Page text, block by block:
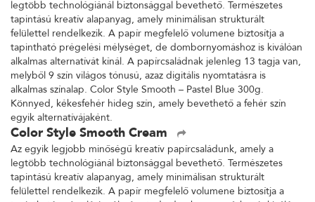
legtöbb technológiánál biztonsággal bevethető. Természetes
tapintású kreatív alapanyag, amely minimálisan strukturált
felülettel rendelkezik. A papír megfelelő volumene biztosítja a
tapintható prégelési mélységet, de dombornyomáshoz is kiválóan
alkalmas alternatívát kínál. A papírcsaládnak jelenleg 13 tagja van,
melyből 9 szín világos tónusú, azaz digitális nyomtatásra is
alkalmas színalap. Color Style Smooth – Pastel Blue 300g.
Könnyed, kékesfehér hideg szín, amely bevethető a fehér szín
egyik alternatívájaként.
Color Style Smooth Cream
Az egyik legjobb minőségű kreatív papírcsaládunk, amely a
legtöbb technológiánál biztonsággal bevethető. Természetes
tapintású kreatív alapanyag, amely minimálisan strukturált
felülettel rendelkezik. A papír megfelelő volumene biztosítja a